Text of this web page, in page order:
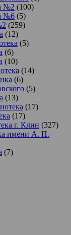
№2 (100)
№6 (5)
(259)
(12)
(5)
(6)
(10)
(14)
(6)
(5)
(13)
(17)
(17)
г. Клин (327)
имени А. П.
(7)